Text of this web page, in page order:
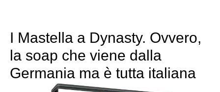
I Mastella a Dynasty. Ovvero,
la soap che viene dalla
Germania ma è tutta italiana